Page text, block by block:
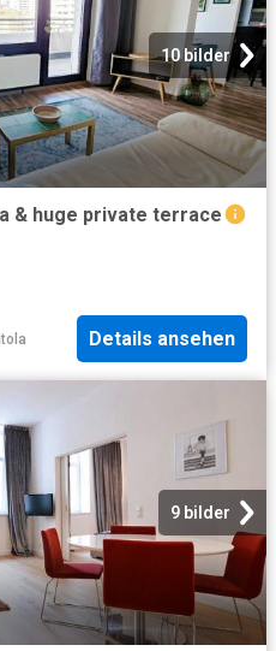
10 bilder
& huge private terrace
Details ansehen
9 bilder